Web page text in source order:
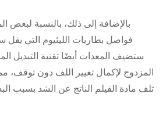
بالإضافة إلى ذلك، بالنسبة لبعض
ستضيف المعدات أيضًا تقنية التبديل
المزدوج لإكمال تغيير اللف دون توقف،
تلف مادة الفيلم الناتج عن الشد بسبب